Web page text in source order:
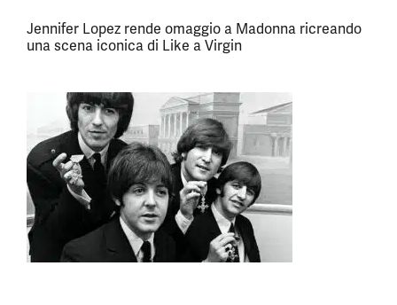
Jennifer Lopez rende omaggio a Madonna ricreando
una scena iconica di Like a Virgin